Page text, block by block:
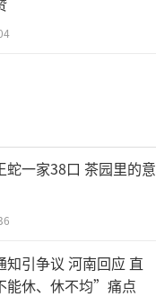
蛇一家38口 茶园里的意
知引争议 河南回应 直
能休、休不均”痛点